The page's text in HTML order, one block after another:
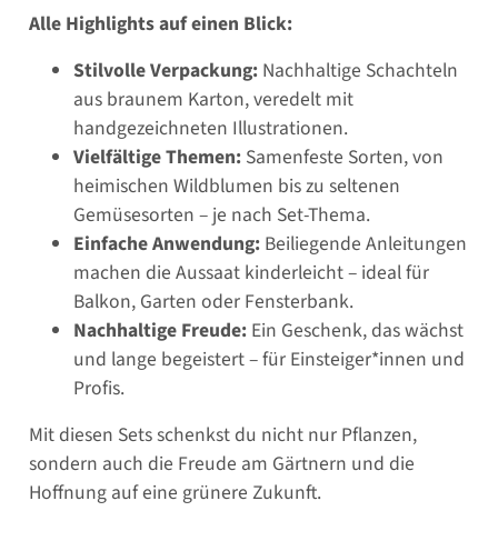
Alle Highlights auf einen Blick:
Stilvolle Verpackung: Nachhaltige Schachteln
aus braunem Karton, veredelt mit
handgezeichneten Illustrationen.
Vielfältige Themen: Samenfeste Sorten, von
heimischen Wildblumen bis zu seltenen
Gemüsesorten – je nach Set-Thema.
Einfache Anwendung: Beiliegende Anleitungen
machen die Aussaat kinderleicht – ideal für
Balkon, Garten oder Fensterbank.
Nachhaltige Freude: Ein Geschenk, das wächst
und lange begeistert – für Einsteiger*innen und
Profis.
Mit diesen Sets schenkst du nicht nur Pflanzen,
sondern auch die Freude am Gärtnern und die
Hoffnung auf eine grünere Zukunft.